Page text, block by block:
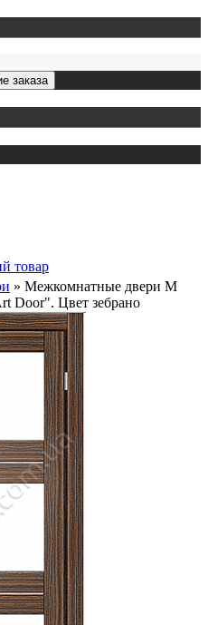
заказа
товар
» Межкомнатные двери M
Door". Цвет зебрано